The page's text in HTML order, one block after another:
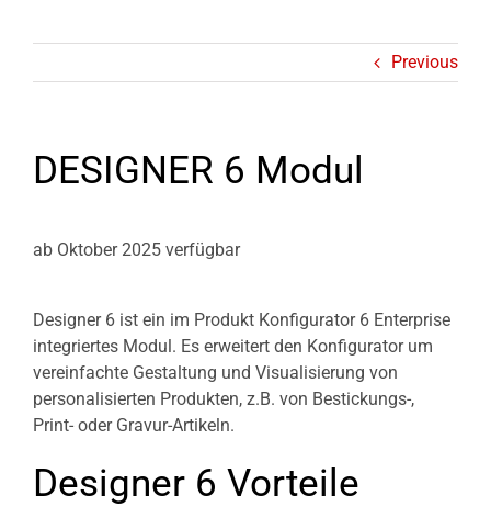
Previous
DESIGNER 6 Modul
ab Oktober 2025 verfügbar
Designer 6 ist ein im Produkt Konfigurator 6 Enterprise
integriertes Modul. Es erweitert den Konfigurator um
vereinfachte Gestaltung und Visualisierung von
personalisierten Produkten, z.B. von Bestickungs-,
Print- oder Gravur-Artikeln.
Designer 6 Vorteile